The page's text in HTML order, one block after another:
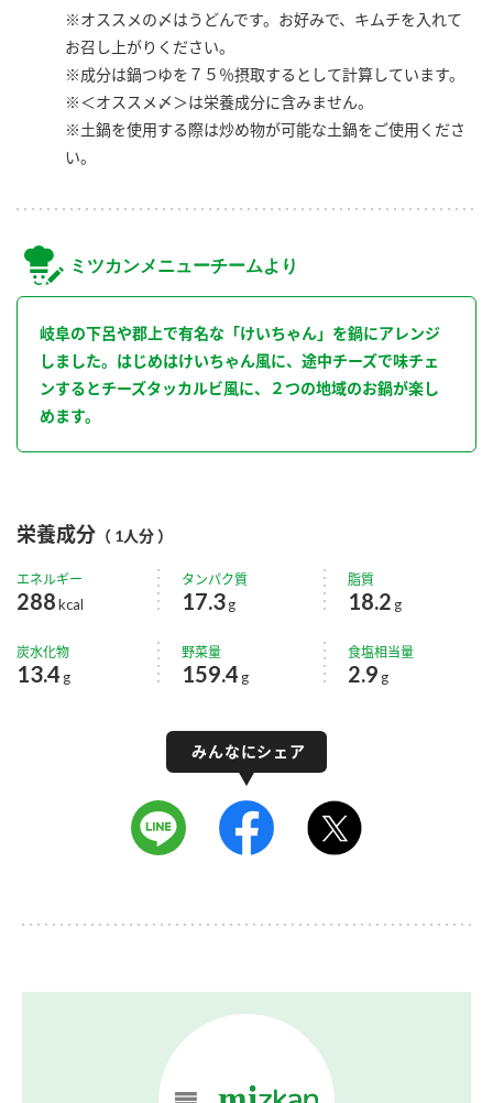
※オススメの〆はうどんです。お好みで、キムチを入れて
お召し上がりください。
※成分は鍋つゆを７５％摂取するとして計算しています。
※＜オススメ〆＞は栄養成分に含みません。
※土鍋を使用する際は炒め物が可能な土鍋をご使用くださ
い。
ミツカンメニューチームより
岐阜の下呂や郡上で有名な「けいちゃん」を鍋にアレンジ
しました。はじめはけいちゃん風に、途中チーズで味チェ
ンするとチーズタッカルビ風に、２つの地域のお鍋が楽し
めます。
栄養成分 （ 1人分 ）
エネルギー
288kcal
タンパク質
17.3g
脂質
18.2 g
炭水化物
13.4 g
野菜量
159.4 g
食塩相当量
2.9 g